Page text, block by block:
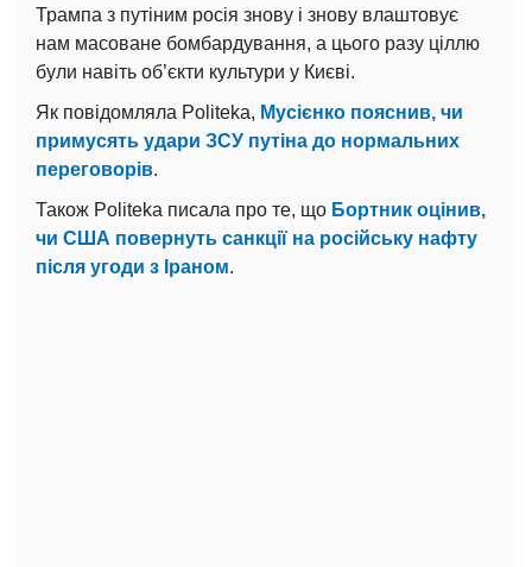
Трампа з путіним росія знову і знову влаштовує
нам масоване бомбардування, а цього разу ціллю
були навіть об’єкти культури у Києві.
Як повідомляла Politeka, Мусієнко пояснив, чи
примусять удари ЗСУ путіна до нормальних
переговорів.
Також Politeka писала про те, що Бортник оцінив,
чи США повернуть санкції на російську нафту
після угоди з Іраном.